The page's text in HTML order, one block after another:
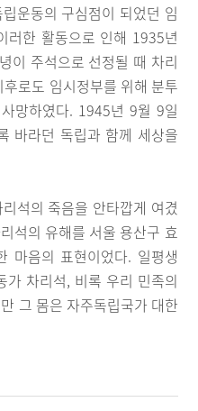
운동의 구심점이 되었던 임
러한 활동으로 인해 1935년
이 주석으로 선정될 때 차리
로도 임시정부를 위해 분투
망하였다. 1945년 9월 9일
바라던 독립과 함께 세상을
석의 죽음을 안타깝게 여겼
석의 유해를 서울 용산구 효
마음의 표현이었다. 일평생
가 차리석, 비록 우리 민족의
그 몸은 자주독립국가 대한